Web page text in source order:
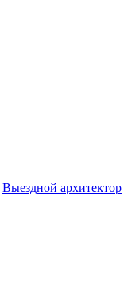
Выездной архитектор